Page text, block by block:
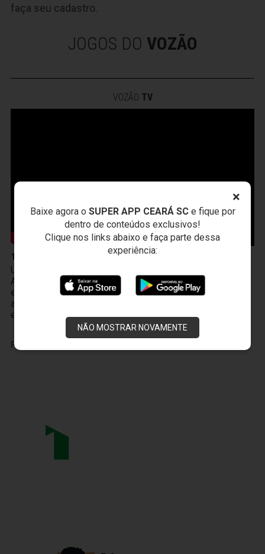
×
Baixe agora o SUPER APP CEARÁ SCe fique por
dentro de conteúdos exclusivos!
Clique nos links abaixo e faça parte dessa
experiência:
NÃO MOSTRAR NOVAMENTE
faça seu cadastro.
JOGOS DO VOZÃO
VOZÃO TV
10 de Abril
Um novo produto chegou à Vozão TV! O PodFalar,
Alvinegro, podcast oficial do Ceará SC. No terceiro
episódio, os atletas João Gabriel e Melk comentam sobre
a transição da base ao profissional, a integração existente
entre Cidade Vozão e Porangabuçu e o m
PUBLICIDADE